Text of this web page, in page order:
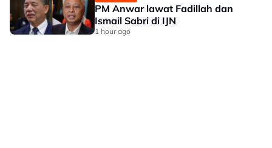
PM Anwar lawat Fadillah dan
Ismail Sabri di IJN
1 hour ago